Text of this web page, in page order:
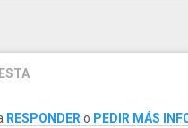
RESPONDER o PEDIR MÁS